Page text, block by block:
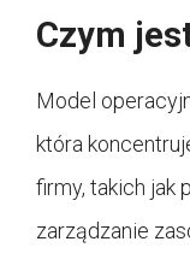
Czym
Model
która
firmy, takich jak
zarządzanie